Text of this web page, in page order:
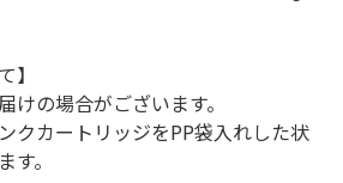
】
けの場合がございます。
クカートリッジをPP袋入れした状
。